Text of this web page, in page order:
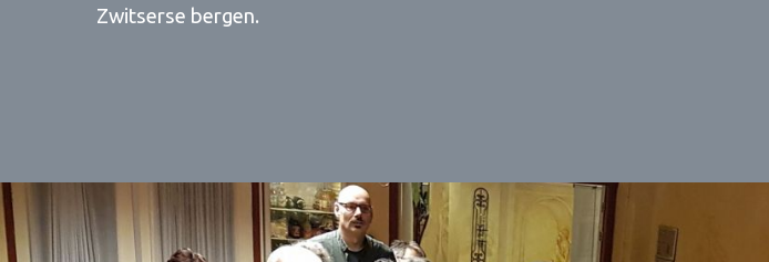
Zwitserse bergen.